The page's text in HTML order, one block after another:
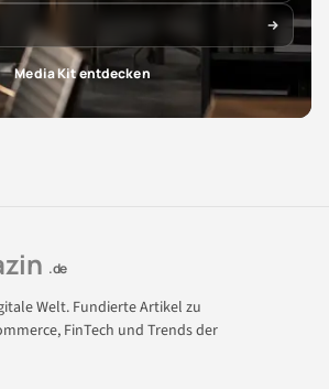
Media Kit entdecken
.de
Welt. Fundierte Artikel zu
FinTech und Trends der